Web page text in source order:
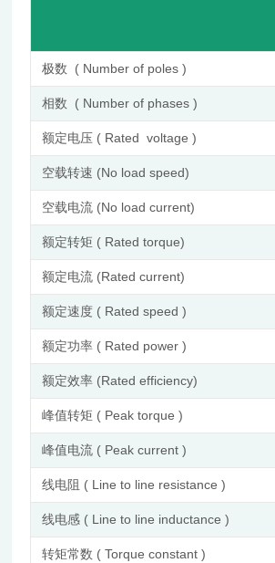
极数 ( Number of poles )
相数 ( Number of phases )
额定电压 ( Rated voltage )
空载转速 (No load speed)
空载电流 (No load current)
额定转矩 ( Rated torque)
额定电流 (Rated current)
额定速度 ( Rated speed )
额定功率 ( Rated power )
额定效率 (Rated efficiency)
峰值转矩 ( Peak torque )
峰值电流 ( Peak current )
线电阻 ( Line to line resistance )
线电感 ( Line to line inductance )
转矩常数 ( Torque constant )